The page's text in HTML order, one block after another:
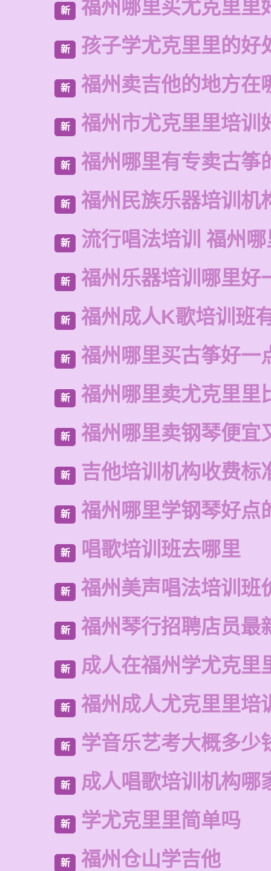
新 福州哪里买尤克里里
新 孩子学尤克里里的好
新 福州卖吉他的地方在
新 福州市尤克里里培训
新 福州哪里有专卖古筝
新 福州民族乐器培训机
新 流行唱法培训 福州
新 福州乐器培训哪里好
新 福州成人K歌培训班
新 福州哪里买古筝好一
新 福州哪里卖尤克里里
新 福州哪里卖钢琴便宜
新 吉他培训机构收费标
新 福州哪里学钢琴好点
新 唱歌培训班去哪里
新 福州美声唱法培训班
新 福州琴行招聘店员最
新 成人在福州学尤克里
新 福州成人尤克里里培
新 学音乐艺考大概多少
新 成人唱歌培训机构哪
新 学尤克里里简单吗
新 福州仓山学吉他